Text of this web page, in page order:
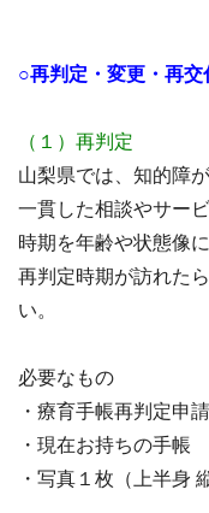
○再判定・変更・再
（１）再判定
山梨県では、知的障
一貫した相談やサー
時期を年齢や状態像
再判定時期が訪れた
い。
必要なもの
・療育手帳再判定申
・現在お持ちの手帳
・写真１枚（上半身